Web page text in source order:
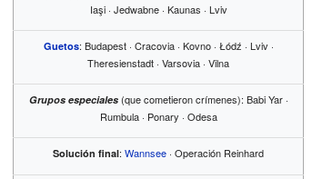
Iaşi · Jedwabne · Kaunas · Lviv
Guetos: Budapest · Cracovia · Kovno · Łódź · Lviv ·
Theresienstadt · Varsovia · Vilna
Grupos especiales(que cometieron crímenes): Babi Yar ·
Rumbula · Ponary · Odesa
Solución final:Wannsee · Operación Reinhard